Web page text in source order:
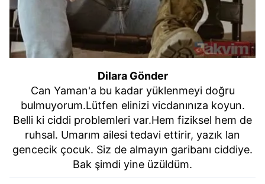
Dilara Gönder
Can Yaman'a bu kadar yüklenmeyi doğru
bulmuyorum.Lütfen elinizi vicdanınıza koyun.
Belli ki ciddi problemleri var.Hem fiziksel hem de
ruhsal. Umarım ailesi tedavi ettirir, yazık lan
gencecik çocuk. Siz de almayın garibanı ciddiye.
Bak şimdi yine üzüldüm.